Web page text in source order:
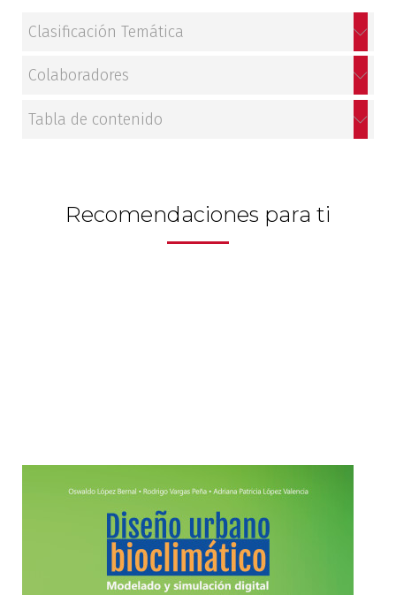
Medioambiente
Música
Narcotráfico
Periodismo
Clasificación Temática
Colaboradores
Tabla de contenido
Recomendaciones para ti